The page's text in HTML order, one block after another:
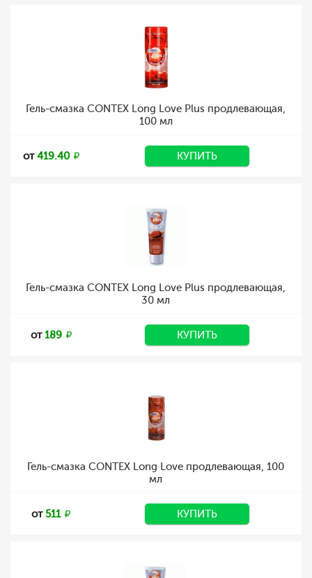
Гель-смазка CONTEX Long Love Plus продлевающая,
100 мл
от419.40 КУПИТЬ
Гель-смазка CONTEX Long Love Plus продлевающая,
30 мл
от189 КУПИТЬ
Гель-смазка CONTEX Long Love продлевающая, 100
мл
от511 КУПИТЬ